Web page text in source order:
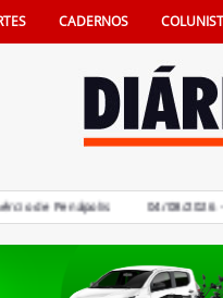
CADERNOS
de Penápolis 04/08/2026 -